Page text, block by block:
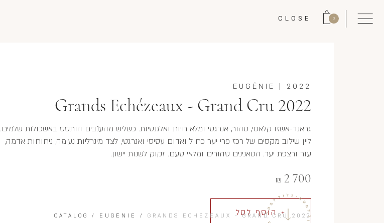
0
CLOSE
CATALOG / EUGÉNIE / GRANDS ECHÉZEAUX - GRAND CRU 2022
2022
|
EUGÉNIE
Grands Echézeaux - Grand Cru 2022
גראנד-אשזו קלאסי, טהור, אנרגטי ומלא חיוּת ואלגנטיות. כשליש מהענבים הותסס באשכולות שלמים.
ליין שילוב מקסים של רכז פרי יער כחול ואדום עסיסי ואנרגטי, לצד מינרליות נעימה, ניחוחות אדמה,
עור ורצפת יער. הטאנינים טהורים ומלאי טעם. זקוק לשנות יישון.
2 700
₪
+ הוסף לסל